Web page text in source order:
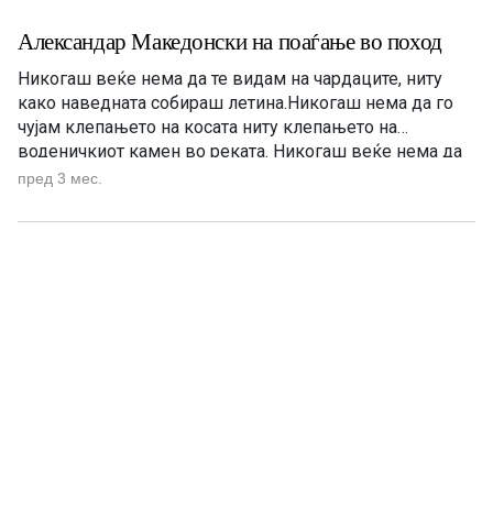
Александар Македонски на поаѓање во поход
Никогаш веќе нема да те видам на чардаците, ниту
како наведната собираш летина.Никогаш нема да го
чујам клепањето на косата ниту клепањето на
воденичкиот камен во реката. Никогаш веќе нема да
се вратат ни деновите ни месеците ни годините пред
веќе нема да се качи невеста на […]
пред 3 мес.